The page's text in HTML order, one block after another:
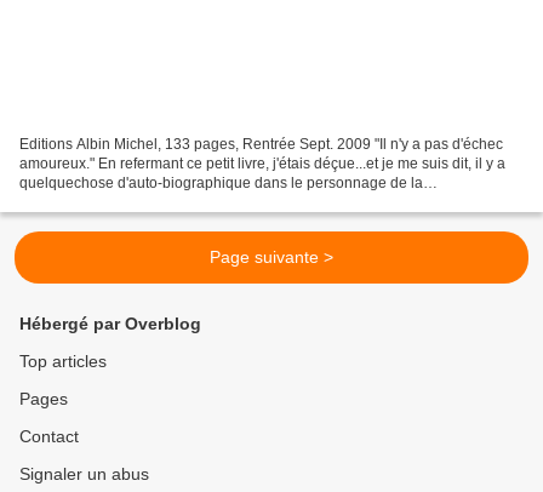
Editions Albin Michel, 133 pages, Rentrée Sept. 2009 "Il n'y a pas d'échec
amoureux." En refermant ce petit livre, j'étais déçue...et je me suis dit, il y a
quelquechose d'auto-biographique dans le personnage de la
Page suivante >
Hébergé par Overblog
Top articles
Pages
Contact
Signaler un abus